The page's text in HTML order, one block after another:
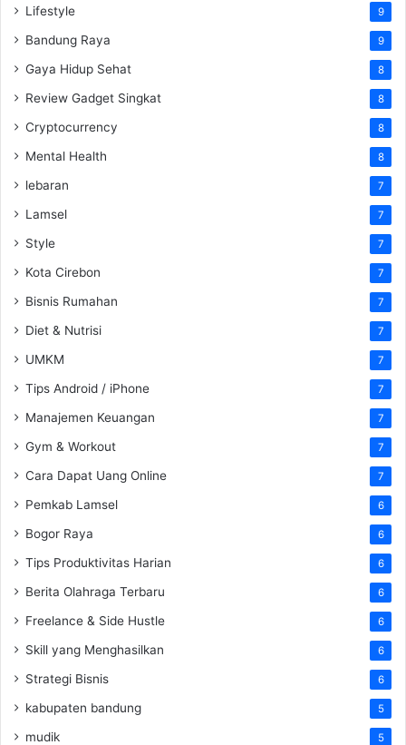
Lifestyle 9
Bandung Raya 9
Gaya Hidup Sehat 8
Review Gadget Singkat 8
Cryptocurrency 8
Mental Health 8
lebaran 7
Lamsel 7
Style 7
Kota Cirebon 7
Bisnis Rumahan 7
Diet & Nutrisi 7
UMKM 7
Tips Android / iPhone 7
Manajemen Keuangan 7
Gym & Workout 7
Cara Dapat Uang Online 7
Pemkab Lamsel 6
Bogor Raya 6
Tips Produktivitas Harian 6
Berita Olahraga Terbaru 6
Freelance & Side Hustle 6
Skill yang Menghasilkan 6
Strategi Bisnis 6
kabupaten bandung 5
mudik 5